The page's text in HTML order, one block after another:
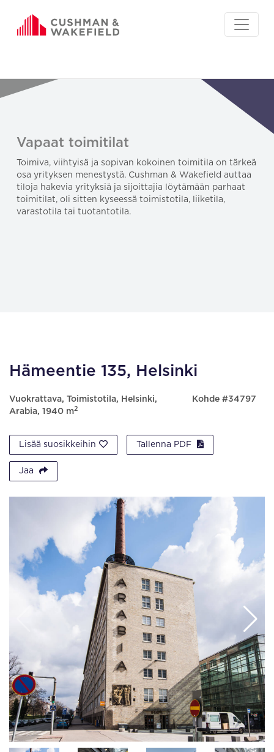
Vapaat toimitilat
Toimiva, viihtyisä ja sopivan kokoinen toimitila on tärkeä
osa yrityksen menestystä. Cushman & Wakefield auttaa
tiloja hakevia yrityksiä ja sijoittajia löytämään parhaat
toimitilat, oli sitten kyseessä toimistotila, liiketila,
varastotila tai tuotantotila.
Hämeentie 135, Helsinki
Vuokrattava, Toimistotila, Helsinki,
Arabia, 1940 m2
Kohde #34797
Lisää suosikkeihin Tallenna PDF
Jaa